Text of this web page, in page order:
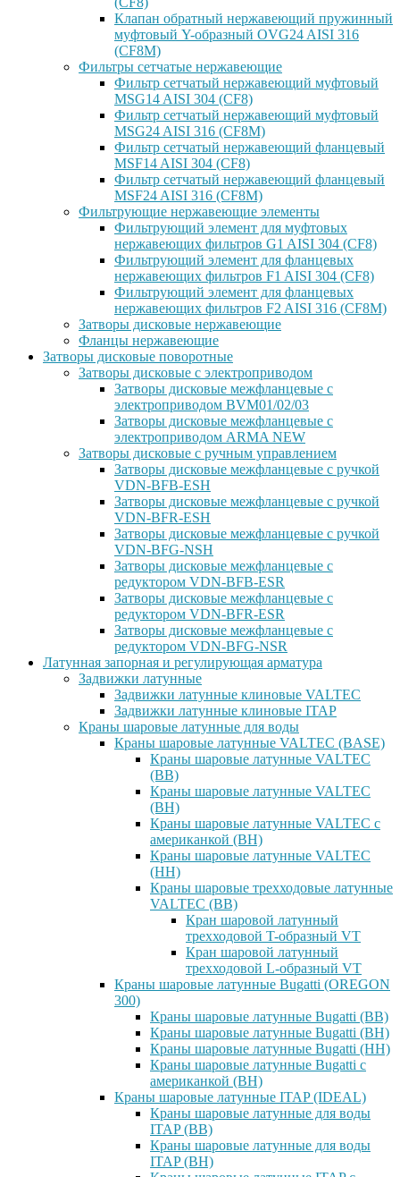
Клапан обратный нержавеющий пружинный
муфтовый Y-образный OVG24 AISI 316
(CF8М)
Фильтры сетчатые нержавеющие
Фильтр сетчатый нержавеющий муфтовый
MSG14 AISI 304 (CF8)
Фильтр сетчатый нержавеющий муфтовый
MSG24 AISI 316 (CF8M)
Фильтр сетчатый нержавеющий фланцевый
MSF14 AISI 304 (CF8)
Фильтр сетчатый нержавеющий фланцевый
MSF24 AISI 316 (CF8M)
Фильтрующие нержавеющие элементы
Фильтрующий элемент для муфтовых
нержавеющих фильтров G1 AISI 304 (CF8)
Фильтрующий элемент для фланцевых
нержавеющих фильтров F1 AISI 304 (CF8)
Фильтрующий элемент для фланцевых
нержавеющих фильтров F2 AISI 316 (CF8M)
Затворы дисковые нержавеющие
Фланцы нержавеющие
Затворы дисковые поворотные
Затворы дисковые с электроприводом
Затворы дисковые межфланцевые с
электроприводом BVM01/02/03
Затворы дисковые межфланцевые с
электроприводом ARMA NEW
Затворы дисковые с ручным управлением
Затворы дисковые межфланцевые с ручкой
VDN-BFB-ESH
Затворы дисковые межфланцевые с ручкой
VDN-BFR-ESH
Затворы дисковые межфланцевые с ручкой
VDN-BFG-NSH
Затворы дисковые межфланцевые с
редуктором VDN-BFB-ESR
Затворы дисковые межфланцевые с
редуктором VDN-BFR-ESR
Затворы дисковые межфланцевые с
редуктором VDN-BFG-NSR
Латунная запорная и регулирующая арматура
Задвижки латунные
Задвижки латунные клиновые VALTEC
Задвижки латунные клиновые ITAP
Краны шаровые латунные для воды
Краны шаровые латунные VALTEC (BASE)
Краны шаровые латунные VALTEC
(ВВ)
Краны шаровые латунные VALTEC
(ВН)
Краны шаровые латунные VALTEC с
американкой (ВН)
Краны шаровые латунные VALTEC
(НН)
Краны шаровые трехходовые латунные
VALTEC (ВВ)
Кран шаровой латунный
трехходовой T-образный VT
Кран шаровой латунный
трехходовой L-образный VT
Краны шаровые латунные Bugatti (OREGON
300)
Краны шаровые латунные Bugatti (ВВ)
Краны шаровые латунные Bugatti (ВН)
Краны шаровые латунные Bugatti (НН)
Краны шаровые латунные Bugatti с
американкой (ВН)
Краны шаровые латунные ITAP (IDEAL)
Краны шаровые латунные для воды
ITAP (ВВ)
Краны шаровые латунные для воды
ITAP (ВН)